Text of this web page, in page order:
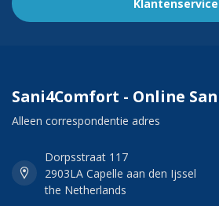
Klantenservice
Sani4Comfort - Online
Alleen correspondentie adres
Dorpsstraat 117
2903LA Capelle aan den Ijssel
the Netherlands